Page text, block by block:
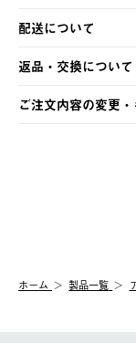
以下のいずれかの
・クレジットカード
・コンビニ決済
・Pay-easy決済
配送について
【発送スケジュール】
ご注文・ご入金完
土日祝の発送はご
の発送となる場合
【配送業者】
佐川急便にて配送さ
返品・交換について
※お客様都合の場合
お客様都合の返品
一度お手元の商品
ご注文内容の変更
LOGOS FAMILY
ホーム 製品一覧